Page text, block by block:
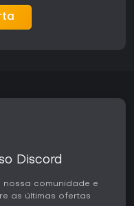
em combates
permitem ampla
base. Essas adições
e composições
destaca o
veículos e a
Discord
comunidade e
as últimas ofertas